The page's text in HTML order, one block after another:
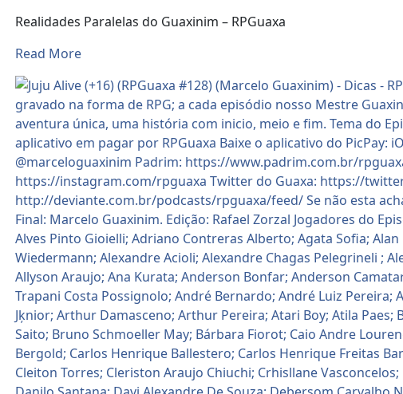
Realidades Paralelas do Guaxinim – RPGuaxa
Read More